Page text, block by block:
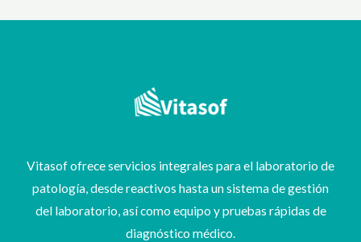
Vitasof ofrece servicios integrales para el laboratorio de
patología, desde reactivos hasta un sistema de gestión
del laboratorio, así como equipo y pruebas rápidas de
diagnóstico médico.